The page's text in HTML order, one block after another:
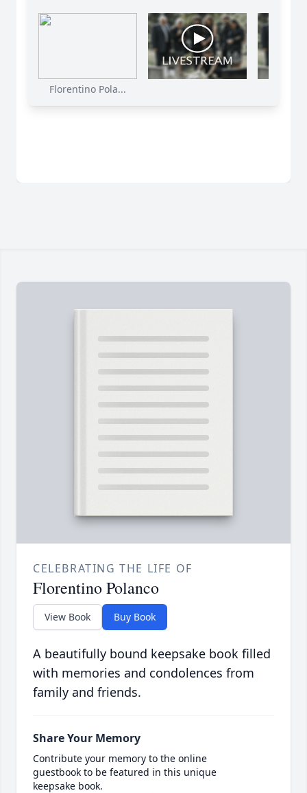
Florentino Pola...
CELEBRATING THE LIFE OF
Florentino Polanco
View Book Buy Book
A beautifully bound keepsake book filled
with memories and condolences from
family and friends.
Share Your Memory
Contribute your memory to the online
guestbook to be featured in this unique
keepsake book.